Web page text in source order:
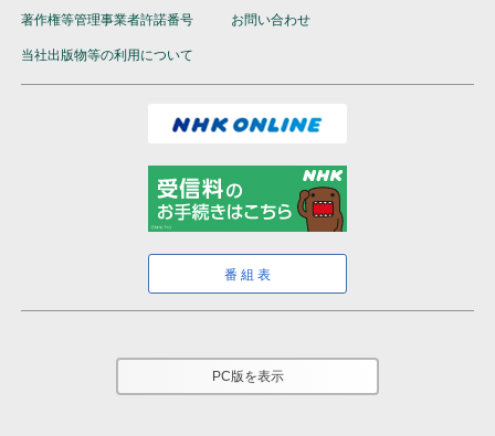
著作権等管理事業者許諾番号 お問い合わせ
当社出版物等の利用について
番組表
PC版を表示